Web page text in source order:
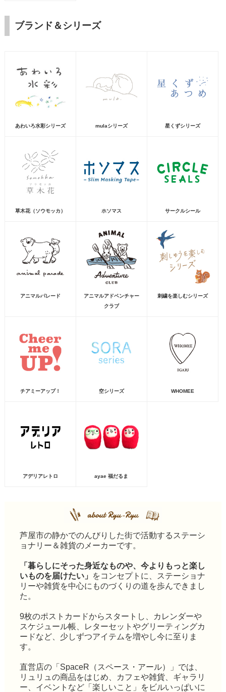
ブランド＆シリーズ
あわいろ水彩シリーズ mulaシリーズ 星くずシリーズ
草木花（ソウモッカ） ホソマス サークルシール
アニマルパレード
アニマルアドベンチャー
クラブ
刺繍を楽しむシリーズ
チアミーアップ！ 空シリーズ WHOMEE
アデリアレトロ ayae 福だるま
芦屋市の静かでのんびりした街で活動するステーシ
ョナリー＆雑貨のメーカーです。
「暮らしにそった身近なものや、今よりもっと楽し
いものを届けたい」
をコンセプトに、ステーショナ
リーや雑貨を中心にものづくりの道を歩んできまし
た。
9枚のポストカードからスタートし、カレンダーや
スケジュール帳、レターセットやグリーティングカ
ードなど、少しずつアイテムを増やし今に至りま
す。
直営店の「SpaceR（スペース・アール）」では、
リュリュの商品をはじめ、カフェや雑貨、ギャラリ
ー、イベントなど「楽しいこと」をビルいっぱいに